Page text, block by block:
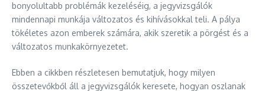
bonyolultabb problémák kezeléséig, a jegyvizsgálók
mindennapi munkája változatos és kihívásokkal teli. A pálya
tökéletes azon emberek számára, akik szeretik a pörgést és a
változatos munkakörnyezetet.
Ebben a cikkben részletesen bemutatjuk, hogy milyen
összetevőkből áll a jegyvizsgálók keresete, hogyan oszlanak